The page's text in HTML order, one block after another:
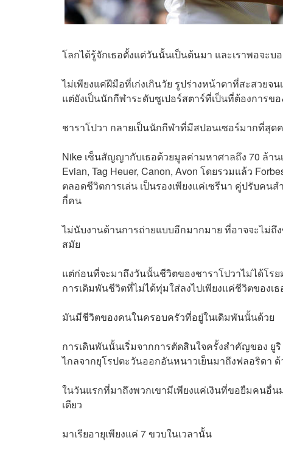
โลกได้รู้จักเธอตั้งแต่วันนั้นเป็นต้นมา และเราพอจะ
ไม่เพียงแค่ฝีมือที่เก่งเกินวัย รูปร่างหน้าตาที่สะสวย
แต่ยังเป็นนักกีฬาระดับซูเปอร์สตาร์ที่เป็นที่ต้องการข
ชาราโปวา กลายเป็นนักกีฬาที่มีสปอนเซอร์มากที่สุ
Nike เซ็นสัญญากับเธอด้วยมูลค่ามหาศาลถึง 70 ล้า
Evian, Tag Heuer, Canon, Avon โดยรวมแล้ว
ตลอดชีวิตการเล่น เป็นรองเพียงแค่เซรีนา คู่ปรับค
กี่คน
ไม่นับงานด้านการถ่ายแบบอีกมากมาย ที่อาจจะไม่
สมัย
แต่ก่อนที่จะมาถึงวันนั้นชีวิตของชาราโปวาไม่ได้โร
การเดิมพันชีวิตที่ไม่ได้ทุ่มใส่ลงไปเพียงแค่ชีวิตของเธ
มันมีชีวิตของคนในครอบครัวที่อยู่ในเดิมพันนั้นด้วย
การเดินพันนั้นเริ่มจากการตัดสินใจครั้งสำคัญของ
ไกลจากยุโรปตะวันออกอันหนาวเย็นมาถึงฟลอริดา
ในวันแรกที่มาถึงพวกเขามีเพียงแค่เงินที่ขอยืมคนอื่
เดียว
มาเรียอายุเพียงแค่ 7 ขวบในเวลานั้น